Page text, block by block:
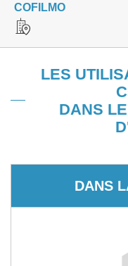
COFILMO
LES
DANS
DANS